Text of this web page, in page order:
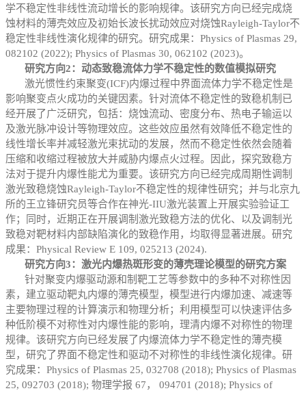
学不稳定性非线性流动增长的影响规律。该研究方向已经完成烧
蚀材料的薄壳效应及初始长波长扰动效应对烧蚀Rayleigh-Taylor不
稳定性非线性演化规律的研究。研究成果：Physics of Plasmas 29,
082102 (2022); Physics of Plasmas 30, 062102 (2023)。
研究方向2：动态致稳流体力学不稳定性的数值模拟研究
激光惯性约束聚变(ICF)内爆过程中界面流体力学不稳定性是
影响聚变点火成功的关键因素。针对流体不稳定性的致稳机制已
经开展了广泛研究，包括：烧蚀流动、密度分布、热电子输运以
及激光脉冲设计等物理效应。这些效应虽然有效降低不稳定性的
线性增长率并减轻激光束扰动的发展，然而不稳定性依然会随着
压缩和收缩过程被放大并威胁内爆点火过程。因此，探究致稳方
法对于提升内爆性能尤为重要。该研究方向已经完成周期性调制
激光致稳烧蚀Rayleigh-Taylor不稳定性的规律性研究；并与北京九
所的王立锋研究员等合作在神光-IIU激光装置上开展实验验证工
作；同时，近期正在开展调制激光致稳方法的优化、以及调制光
致稳对靶材料内部缺陷演化的致稳作用，均取得显著进展。研究
成果：Physical Review E 109, 025213 (2024).
研究方向3：激光内爆热斑形变的薄壳理论模型的研究方案
针对聚变内爆驱动源和制靶工艺等参数中的多种不对称性因
素，建立驱动靶丸内爆的薄壳模型，模型进行内爆加速、减速等
主要物理过程的计算演示和物理分析；利用模型可以快速评估多
种低阶模不对称性对内爆性能的影响，理清内爆不对称性的物理
规律。该研究方向已经发展了内爆流体力学不稳定性的薄壳模
型，研究了界面不稳定性和驱动不对称性的非线性演化规律。研
究成果：Physics of Plasmas 25, 032708 (2018); Physics of Plasmas
25, 092703 (2018); 物理学报 67， 094701 (2018); Physics of